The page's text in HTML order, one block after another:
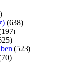
(638)
(523)